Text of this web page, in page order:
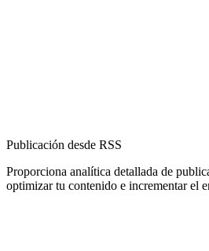
Publicación desde RSS
Proporciona analítica detallada de
optimizar tu contenido e incrementar el